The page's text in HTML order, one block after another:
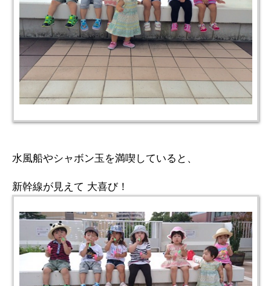
水風船やシャボン玉を満喫していると、
新幹線が見えて 大喜び！